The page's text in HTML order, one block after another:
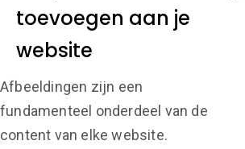
toevoegen aan je
website
Afbeeldingen zijn een
fundamenteel onderdeel van de
content van elke website.